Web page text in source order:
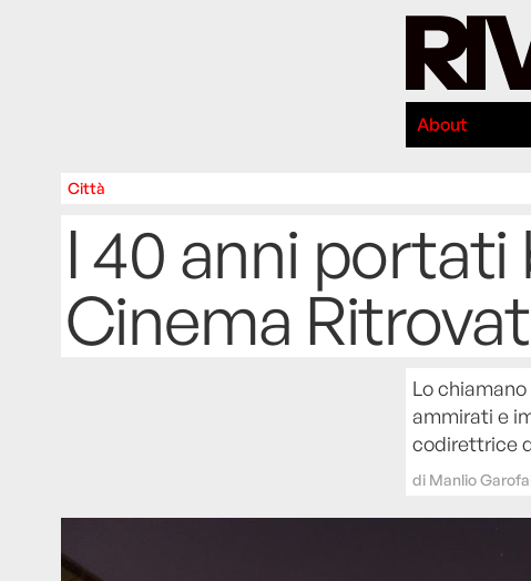
About
Città
I 40 anni
Cinema
Lo
ammirati e
codirettrice
di Manlio